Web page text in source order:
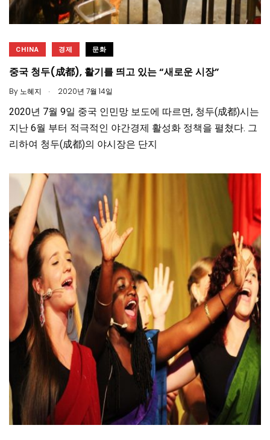
CHINA 경제 문화
중국 청두(成都), 활기를 띄고 있는 “새로운 시장”
By 노혜지 . 2020년 7월 14일
2020년 7월 9일 중국 인민망 보도에 따르면, 청두(成都)시는
지난 6월 부터 적극적인 야간경제 활성화 정책을 펼쳤다. 그
리하여 청두(成都)의 야시장은 단지